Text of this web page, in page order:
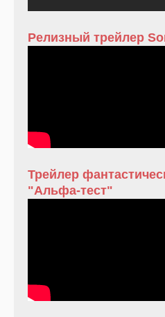
Релизный трейлер
Трейлер
"Альфа-тест"